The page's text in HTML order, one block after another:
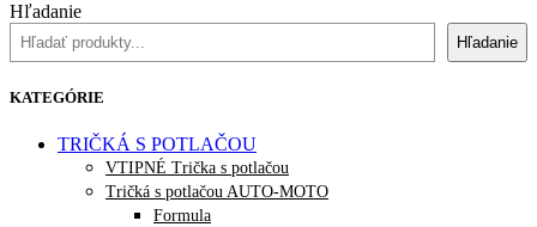
Hľadanie
Hľadanie
KATEGÓRIE
TRIČKÁ S POTLAČOU
VTIPNÉ Trička s potlačou
Tričká s potlačou AUTO-MOTO
Formula